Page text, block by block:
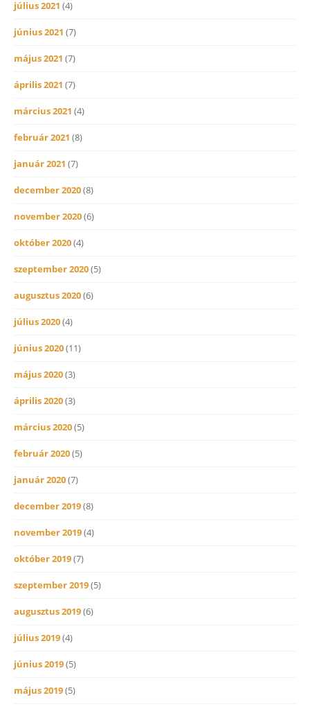
július 2021 (4)
június 2021 (7)
május 2021 (7)
április 2021 (7)
március 2021 (4)
február 2021 (8)
január 2021 (7)
december 2020(8)
november 2020(6)
október 2020(4)
szeptember 2020(5)
augusztus 2020(6)
július 2020(4)
június 2020(11)
május 2020(3)
április 2020(3)
március 2020(5)
február 2020(5)
január 2020(7)
december 2019(8)
november 2019(4)
október 2019(7)
szeptember 2019(5)
augusztus 2019(6)
július 2019(4)
június 2019(5)
május 2019(5)